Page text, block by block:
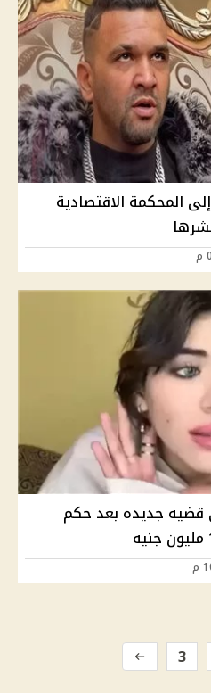
المحكمة الاقتصادية
قضيه جديده بعد حكم
3